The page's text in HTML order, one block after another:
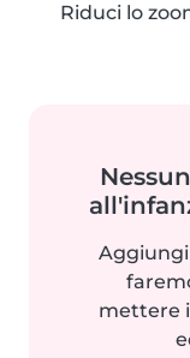
Riduci lo
Aggiungi
mettere